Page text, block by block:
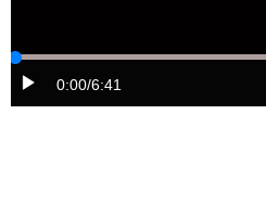
0:00/6:41